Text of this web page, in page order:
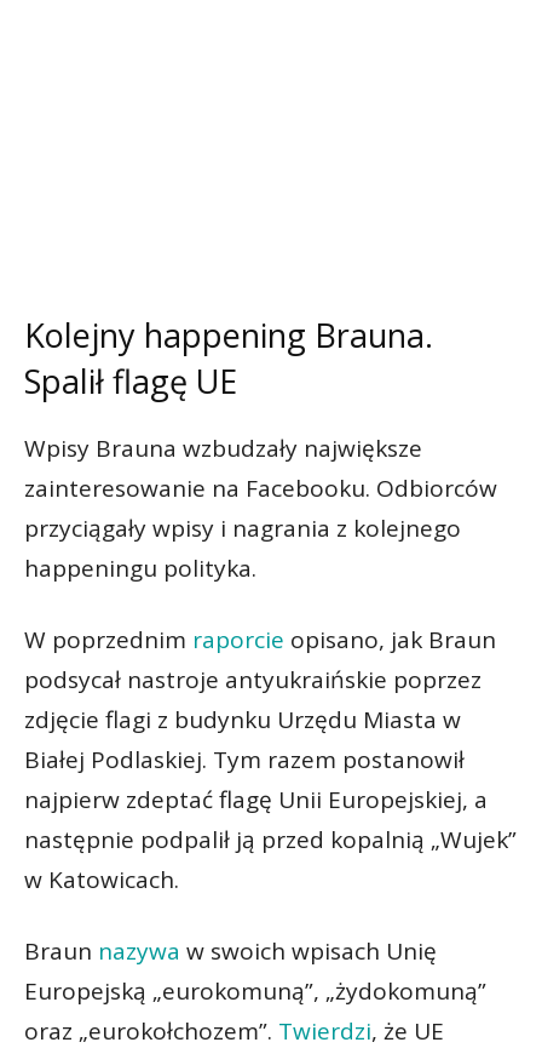
Kolejny happening Brauna.
Spalił flagę UE
Wpisy Brauna wzbudzały największe
zainteresowanie na Facebooku. Odbiorców
przyciągały wpisy i nagrania z kolejnego
happeningu polityka.
W poprzednim raporcie opisano, jak Braun
podsycał nastroje antyukraińskie poprzez
zdjęcie flagi z budynku Urzędu Miasta w
Białej Podlaskiej. Tym razem postanowił
najpierw zdeptać flagę Unii Europejskiej, a
następnie podpalił ją przed kopalnią „Wujek”
w Katowicach.
Braun nazywa w swoich wpisach Unię
Europejską „eurokomuną”, „żydokomuną”
oraz „eurokołchozem”. Twierdzi, że UE